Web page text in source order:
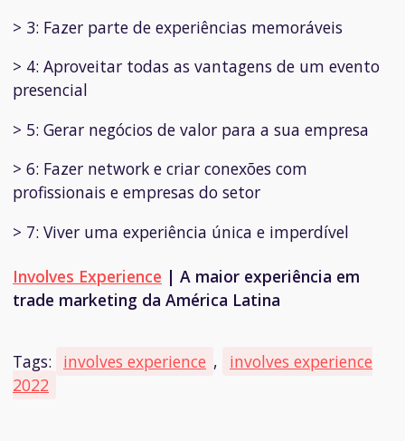
> 3: Fazer parte de experiências memoráveis
> 4: Aproveitar todas as vantagens de um evento
presencial
> 5: Gerar negócios de valor para a sua empresa
> 6: Fazer network e criar conexões com
profissionais e empresas do setor
> 7: Viver uma experiência única e imperdível
Involves Experience | A maior experiência em
trade marketing da América Latina
Tags: involves experience ,
involves experience
2022